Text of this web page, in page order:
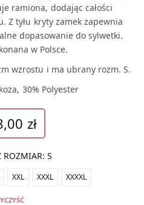
ramiona, dodając całości
Z tyłu kryty zamek zapewnia
dopasowanie do sylwetki.
w Polsce.
wzrostu i ma ubrany rozm. S.
30% Polyester
zł
ROZMIAR: S
XXL XXXL XXXXL